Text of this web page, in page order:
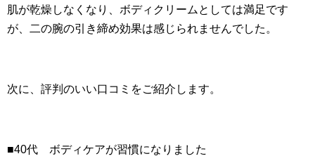
肌が乾燥しなくなり、ボディクリームとしては満足です
が、二の腕の引き締め効果は感じられませんでした。
次に、評判のいい口コミをご紹介します。
■40代 ボディケアが習慣になりました